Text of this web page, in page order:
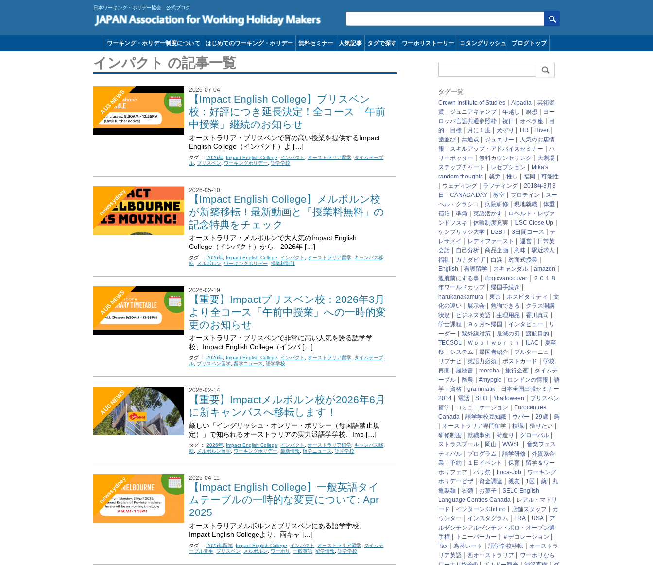
日本ワーキング・ホリデー協会 公式ブログ
コンテンツへ移動
ワーキング・ホリデー制度について はじめてのワーキング・ホリデー 無料セミナー 人気記事 タグで探す ワーホリストーリー コタングリッシュ ブログトップ
インパクト の記事一覧
AUS NEWS 2026-07-04
【Impact English College】ブリスベン
校：好評につき延長決定！全コース「午前
中授業」継続のお知らせ
オーストラリア・ブリスベンで質の高い授業を提供するImpact
English College（インパクト）よ […]
タグ ：2026年, Impact English College, インパクト , オーストラリア留学, タイムテーブ
ル, ブリスベン, ワーキングホリデー,語学学校
newssydney 2026-05-10
【Impact English College】メルボルン校
が新築移転！最新動画と「授業料無料」の
記念特典をチェック
オーストラリア・メルボルンで大人気のImpact English
College（インパクト）から、2026年 […]
タグ ：2026年, Impact English College, インパクト , オーストラリア留学, キャンパス移
転, メルボルン, ワーキングホリデー,授業料割引
AUS NEWS 2026-02-19
【重要】Impactブリスベン校：2026年3月
より全コース「午前中授業」への一時的変
更のお知らせ
オーストラリア・ブリスベンで非常に高い人気を誇る語学学
校、Impact English College（インパ […]
タグ ：2026年, Impact English College, インパクト , オーストラリア留学, タイムテーブ
ル, ブリスベン留学,留学ニュース,語学学校
AUS NEWS 2026-02-14
【重要】Impactメルボルン校が2026年6月
に新キャンパスへ移転します！
厳しい「イングリッシュ・オンリー・ポリシー（母国語禁止規
定）」で知られるオーストラリアの実力派語学学校、Imp […]
タグ ：2026年, Impact English College, インパクト , オーストラリア留学, キャンパス移
転, メルボルン留学, ワーキングホリデー,最新情報,留学ニュース,語学学校
newssydney 2025-04-11
【Impact English College】一般英語タイ
ムテーブルの一時的な変更について: Apr
2025
オーストラリアメルボルンとブリスベンにある語学学校、
Impact English Collegeより、両キャ […]
タグ ：2025年留学, Impact English College, インパクト , オーストラリア留学, タイムテ
ーブル変更, ブリスベン, メルボルン, ワーホリ ,一般英語,留学情報,語学学校
タグ一覧
Crown Institute of Studies | Alpadia | 芸術鑑
賞 | ジュニアキャンプ| 年越し | 瞑想 | ヨー
ロッパ言語共通参照枠 | 祝日 | オペラ座 | 目
的・目標 | 月に１度 | 犬ぞり | HR | Hiver |
歯並び | 共通点 | ジュエリー | 人気のお店情
報 | スキルアップ・アドバイスセミナー | ハ
リーポッター | 無料カウンセリング | 大劇場 |
ステップチャート | レセプション | Mika's
random thoughts | 就労 | 推し | 福岡 | 可能性
| ウェディング | ラフティング | 2018年3月3
日 | CANADA DAY | 教室 | プロテイン | スー
ペル・クラシコ | 病院研修 | 現地就職 | 体重 |
宿泊 | 準備 | 英語活かす | ロベルト・レヴァ
ンドフスキ | 休暇制度充実 | ILSC Close Up |
ケンブリッジ大学 | LGBT | 3日間コース | テ
レサメイ | レディファースト | 運営 | 日常英
会話 | 自己分析 | 商品企画 | 意味 | 駅近求人 |
福祉 | カナダビザ | 白浜 | 対面式授業 |
English | 看護留学 | スキャンダル | amazon |
渡航前にする事 | #pgicvancouver | ２０１８
年ワールドカップ| 帰国手続き |
harukanakamura | 東京 | ホスピタリティ | 文
化の違い | 展示会 | 勉強できる | クラス開講
状況 | ビジネス英語 | 生理用品 | 香川真司 |
学士課程 | ９ヶ月〜帰国 | インタビュー | リ
ーダー | 紫外線対策 | 鬼滅の刃 | 渡航目的 |
TECSOL | Ｗｏｏｌｗｏｒｔｈ | ILAC | 夏至
祭 | システム | 帰国者紹介 | ブルターニュ |
リプナビ | 英語力必須 | ポストカード | 学校
再開 | 履歴書 | moroha | 旅行企画 | タイムテ
ーブル | 酪農 | #mypgic | ロンドンの情報 | 語
学＋資格 | grammatik | 日本全国出張セミナー
2014 | 電話 | SEO | #halloween | ブリスベン
留学 | コミュニケーション | Eurocentres
Canada | 語学学校豆知識 | ウバー | 29歳 | 鳥
| オーストラリア専門留学 | 標識 | 帰りたい |
研修制度 | 就職事例 | 荷造り | グローバル |
ストラスブール | 岡山 | WWSE | 音楽フェス
ティバル | プログラム | 語学研修 | 外資系企
業 | 予約 | １日イベント | 保育 | 留学＆ワー
ホリフェア | パリ祭 | Loca-Job | ワーキング
ホリデービザ | 資金調達 | 親友 | 1区 | 薬 | 丸
亀製麺 | 衣類 | お菓子 | SELC English
Language Centres Canada | レアル・マドリ
ード | インターン:Chihiro | 店舗スタッフ | カ
ウンター | インスタグラム | FRA | USA | ア
ルゼンチンアルゼンチン・ポロ・オープン選
手権 | トニーパーカー | ＃デコレーション |
Tax | 為替レート | 語学学校移転 | オーストラ
リア英語 | 西オーストラリア | ワーホリなら